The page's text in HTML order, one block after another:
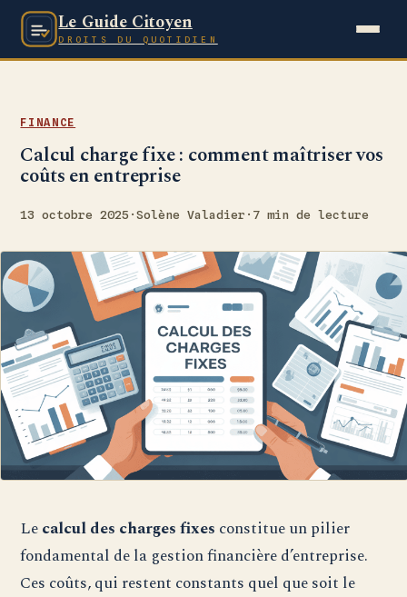
Le Guide Citoyen
DROITS DU QUOTIDIEN
FINANCE
Calcul charge fixe : comment maîtriser vos
coûts en entreprise
13 octobre 2025 ·Solène Valadier · 7 min de lecture
Lecalcul des charges fixes constitue un pilier
fondamental de la gestion financière d’entreprise.
Ces coûts, qui restent constants quel que soit le